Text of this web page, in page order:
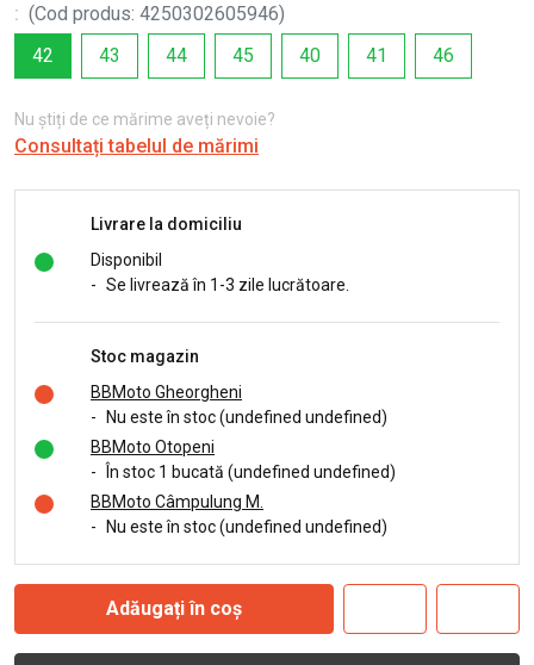
: (Cod produs: 4250302605946)
42
43 44 45 40 41 46
Nu știți de ce mărime aveți nevoie?
Consultați tabelul de mărimi
Livrare la domiciliu
Disponibil
- Se livrează în 1-3 zile lucrătoare.
Stoc magazin
BBMoto Gheorgheni
-
Nu este în stoc (undefined undefined)
BBMoto Otopeni
-
În stoc 1 bucată (undefined undefined)
BBMoto Câmpulung M.
-
Nu este în stoc (undefined undefined)
Adăugați în coș